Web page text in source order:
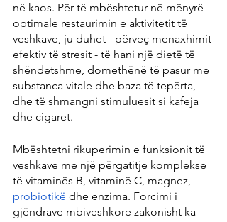
në kaos. Për të mbështetur në mënyrë
optimale restaurimin e aktivitetit të
veshkave, ju duhet - përveç menaxhimit
efektiv të stresit - të hani një dietë të
shëndetshme, domethënë të pasur me
substanca vitale dhe baza të tepërta,
dhe të shmangni stimuluesit si kafeja
dhe cigaret.
Mbështetni rikuperimin e funksionit të
veshkave me një përgatitje komplekse
të vitaminës B, vitaminë C, magnez,
probiotikë dhe enzima. Forcimi i
gjëndrave mbiveshkore zakonisht ka